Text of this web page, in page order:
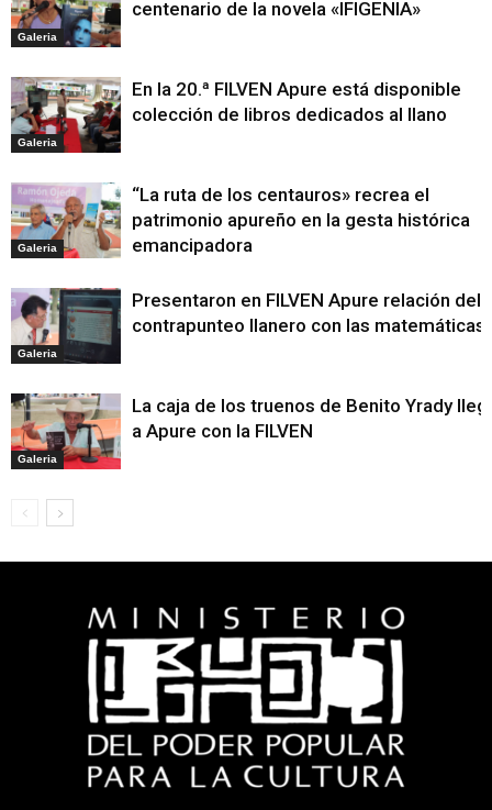
Galeria
centenario de la novela «IFIGENIA»
Galeria
En la 20.ª FILVEN Apure está disponible
colección de libros dedicados al llano
Galeria
“La ruta de los centauros» recrea el
patrimonio apureño en la gesta histórica
emancipadora
Galeria
Presentaron en FILVEN Apure relación del
contrapunteo llanero con las matemáticas
Galeria
La caja de los truenos de Benito Yrady
a Apure con la FILVEN